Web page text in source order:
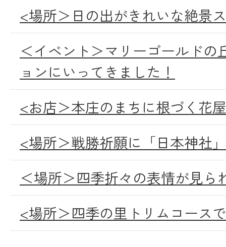
<場所＞日の出がきれいな絶景
＜イベント＞マリーゴールドの
ョンにいってきました！
<お店＞本庄のまちに根づく花
<場所＞戦勝祈願に「日本神社」
＜場所＞四季折々の表情が見ら
<場所＞四季の里トリムコース